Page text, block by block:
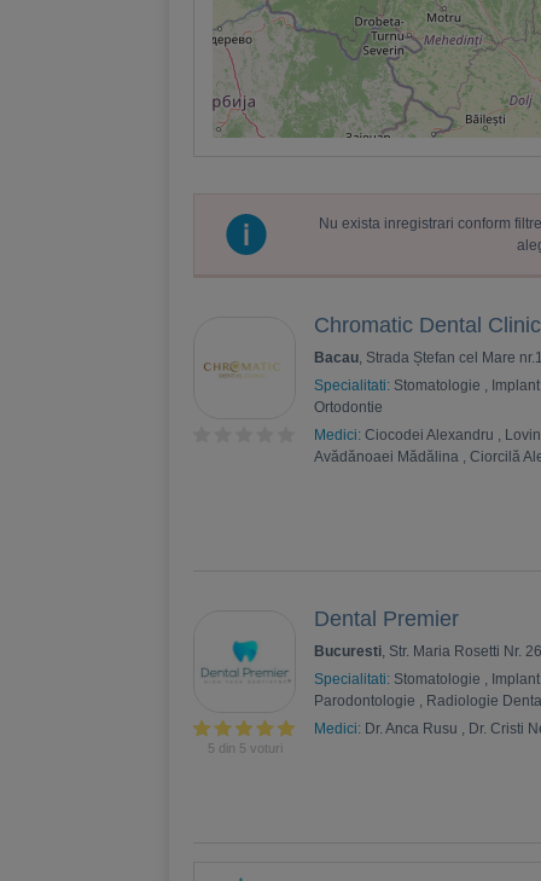
Nu exista inregistrari conform
Chromatic Dental
Bacau, Strada Ștefan cel Mare
Specialitati: Stomatologie ,
Ortodontie
Medici: Ciocodei Alexandru ,
Avădănoaei Mădălina , Ciorcilă
5 din 5 voturi
Dental Premier
Bucuresti, Str. Maria Rosetti Nr.
Specialitati: Stomatologie ,
Parodontologie , Radiologie
Medici: Dr. Anca Rusu , Dr. Cristi